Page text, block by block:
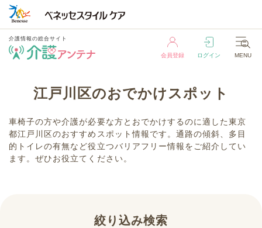
介護情報の総合サイト
会員登録 ログイン MENU
会員登録 ログイン
江戸川区のおでかけスポット
車椅子の方や介護が必要な方とおでかけするのに適した東京
都江戸川区のおすすめスポット情報です。通路の傾斜、多目
的トイレの有無など役立つバリアフリー情報をご紹介してい
ます。ぜひお役立てください。
絞り込み検索